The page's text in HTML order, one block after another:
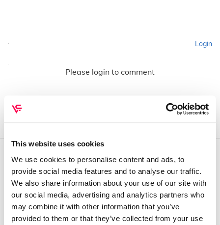
This website uses cookies
We use cookies to personalise content and ads, to
provide social media features and to analyse our traffic.
We also share information about your use of our site with
our social media, advertising and analytics partners who
may combine it with other information that you’ve
provided to them or that they’ve collected from your use
Login
Please login to comment
QUEM SOMOS
Sobre mim
Conta cliente